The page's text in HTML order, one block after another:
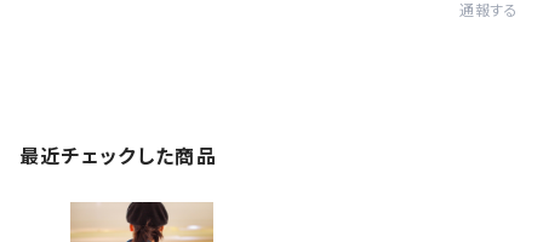
通報する
最近チェックした商品